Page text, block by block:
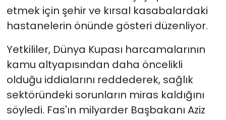
etmek için şehir ve kırsal kasabalardaki
hastanelerin önünde gösteri düzenliyor.
Yetkililer, Dünya Kupası harcamalarının
kamu altyapısından daha öncelikli
olduğu iddialarını reddederek, sağlık
sektöründeki sorunların miras kaldığını
söyledi. Fas'ın milyarder Başbakanı Aziz